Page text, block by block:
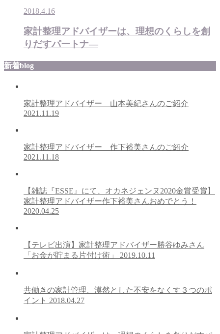
2018.4.16
家計整理アドバイザーは、理想のくらしを創
りだすパートナ―
新着blog
家計整理アドバイザー 山本美紀さんのご紹介
2021.11.19
家計整理アドバイザー 作下裕美さんのご紹介
2021.11.18
【雑誌『ESSE』にて、オカネジェンヌ2020金賞受賞】
家計整理アドバイザー作下裕美さんおめでとう！
2020.04.25
【テレビ出演】家計整理アドバイザー勝谷ゆみさん
「お金が貯まる片付け術」 2019.10.11
共働きの家計管理、漠然とした不安をなくす３つのポ
イント 2018.04.27